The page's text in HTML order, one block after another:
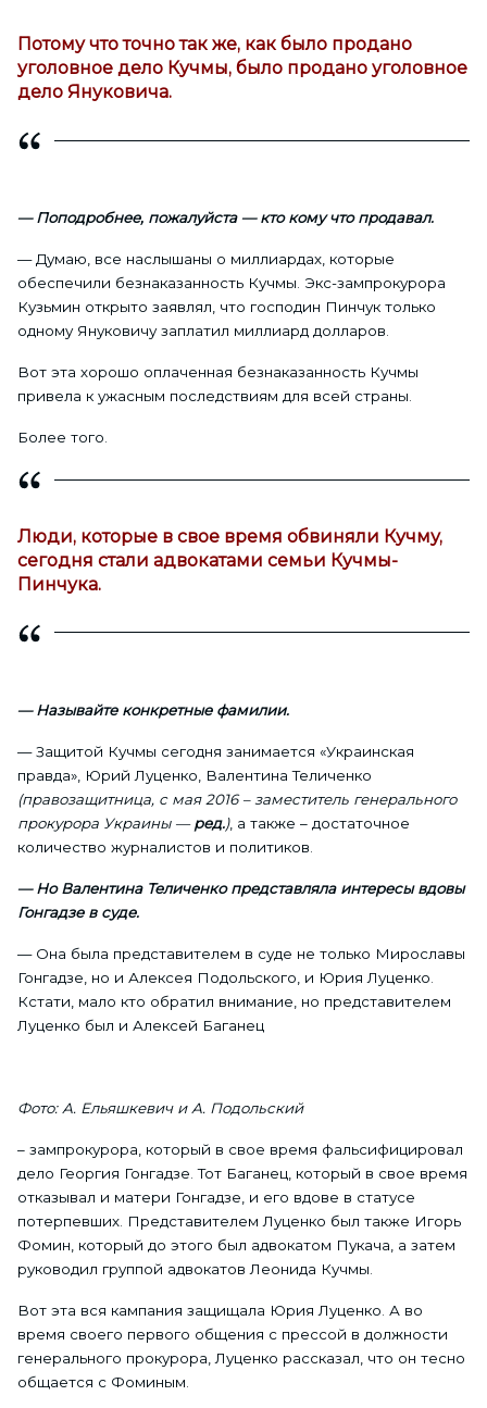
Потому что точно так же, как было продано
уголовное дело Кучмы, было продано уголовное
дело Януковича.
— Поподробнее, пожалуйста — кто кому что продавал.
— Думаю, все наслышаны о миллиардах, которые
обеспечили безнаказанность Кучмы. Экс-зампрокурора
Кузьмин открыто заявлял, что господин Пинчук только
одному Януковичу заплатил миллиард долларов.
Вот эта хорошо оплаченная безнаказанность Кучмы
привела к ужасным последствиям для всей страны.
Более того.
Люди, которые в свое время обвиняли Кучму,
сегодня стали адвокатами семьи Кучмы-
Пинчука.
— Называйте конкретные фамилии.
— Защитой Кучмы сегодня занимается «Украинская
правда», Юрий Луценко, Валентина Теличенко
(правозащитница, с мая 2016 – заместитель генерального
прокурора Украины —ред.), а также – достаточное
количество журналистов и политиков.
— Но Валентина Теличенко представляла интересы вдовы
Гонгадзе в суде.
— Она была представителем в суде не только Мирославы
Гонгадзе, но и Алексея Подольского, и Юрия Луценко.
Кстати, мало кто обратил внимание, но представителем
Луценко был и Алексей Баганец
Фото: А. Ельяшкевич и А. Подольский
– зампрокурора, который в свое время фальсифицировал
дело Георгия Гонгадзе. Тот Баганец, который в свое время
отказывал и матери Гонгадзе, и его вдове в статусе
потерпевших. Представителем Луценко был также Игорь
Фомин, который до этого был адвокатом Пукача, а затем
руководил группой адвокатов Леонида Кучмы.
Вот эта вся кампания защищала Юрия Луценко. А во
время своего первого общения с прессой в должности
генерального прокурора, Луценко рассказал, что он тесно
общается с Фоминым.